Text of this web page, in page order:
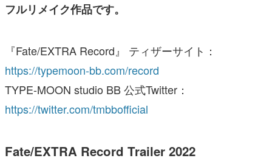
フルリメイク作品です。
『Fate/EXTRA Record』 ティザーサイト：
https://typemoon-bb.com/record
TYPE-MOON studio BB 公式Twitter：
https://twitter.com/tmbbofficial
Fate/EXTRA Record Trailer 2022